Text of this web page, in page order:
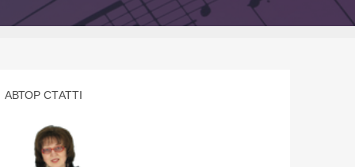
АВТОР СТАТТІ